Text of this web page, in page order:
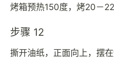
烤箱预热150度，烤20－
步骤 12
撕开油纸，正面向上，摆